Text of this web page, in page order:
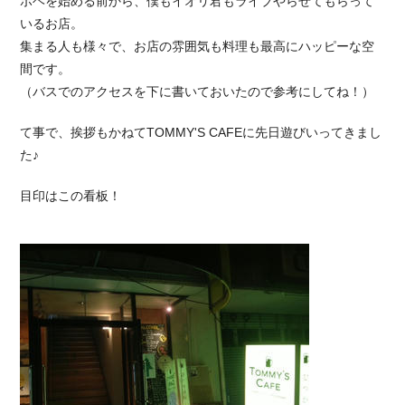
いるお店。
集まる人も様々で、お店の雰囲気も料理も最高にハッピーな空
間です。
（バスでのアクセスを下に書いておいたので参考にしてね！）
て事で、挨拶もかねてTOMMY'S CAFEに先日遊びいってきまし
た♪
目印はこの看板！